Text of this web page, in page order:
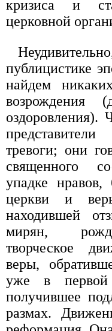
кризиса и
церковной
публицистике
найдем
возрождения
тревоги; они
священного
упадке нравов,
церкви и
находившей
мирян,
творческое
веры,
уже в первой
получившее
размах.